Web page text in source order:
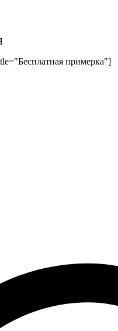
примерка"]